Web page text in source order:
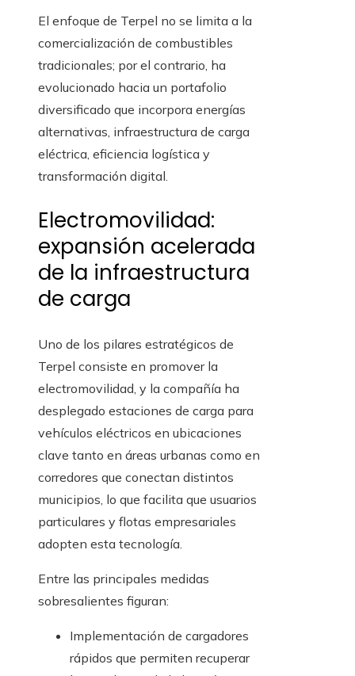
El enfoque de Terpel no se limita a la
comercialización de combustibles
tradicionales; por el contrario, ha
evolucionado hacia un portafolio
diversificado que incorpora energías
alternativas, infraestructura de carga
eléctrica, eficiencia logística y
transformación digital.
Electromovilidad:
expansión acelerada
de la infraestructura
de carga
Uno de los pilares estratégicos de
Terpel consiste en promover la
electromovilidad, y la compañía ha
desplegado estaciones de carga para
vehículos eléctricos en ubicaciones
clave tanto en áreas urbanas como en
corredores que conectan distintos
municipios, lo que facilita que usuarios
particulares y flotas empresariales
adopten esta tecnología.
Entre las principales medidas
sobresalientes figuran:
Implementación de cargadores
rápidos que permiten recuperar